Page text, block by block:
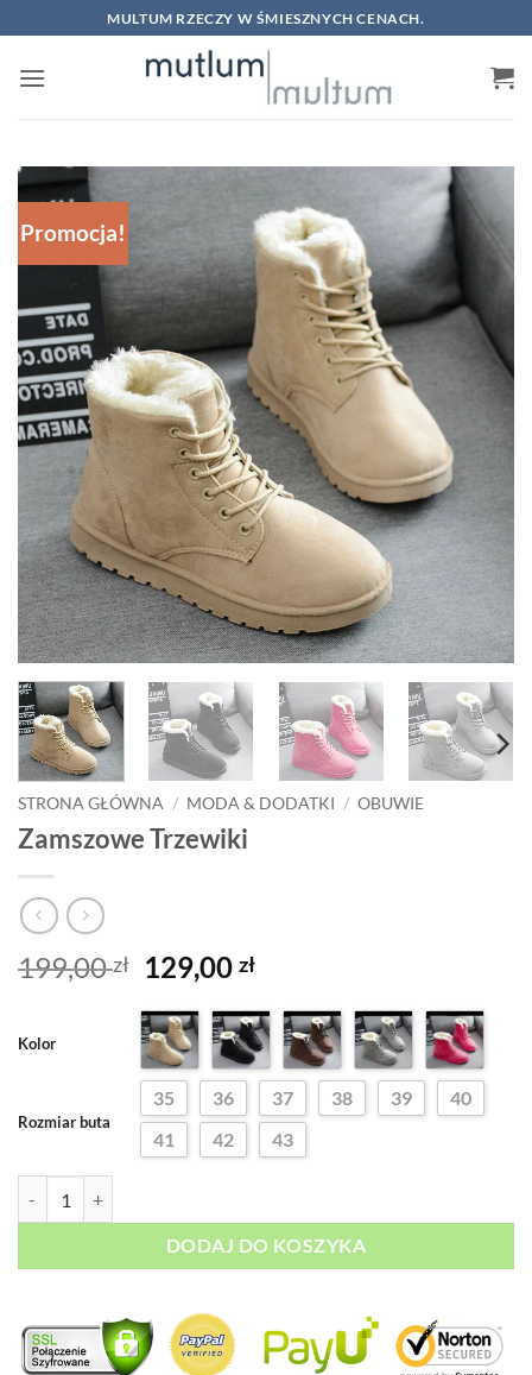
to
content
MULTUM RZECZY W ŚMIESZNYCH CENACH.
Promocja!
STRONA GŁÓWNA / MODA & DODATKI / OBUWIE
Zamszowe Trzewiki
199,00zł
Pierwotna
cena
wynosiła:
199,00 zł.
129,00złAktualna
wynosi:
129,00 zł.
Kolor
Rozmiar buta
35 36 37 38 39
40
41
42 43
DODAJ DO KOSZYKA